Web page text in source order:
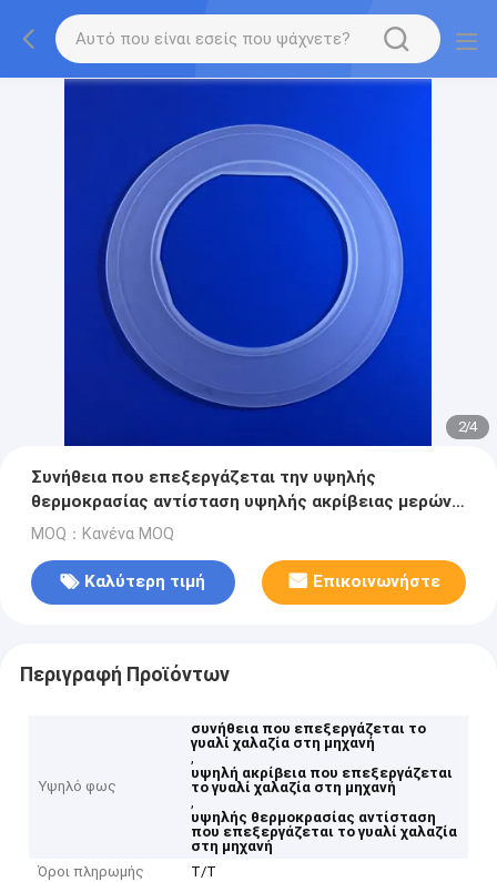
2/4
Συνήθεια που επεξεργάζεται την υψηλής
θερμοκρασίας αντίσταση υψηλής ακρίβειας μερών
γυαλιού χαλαζία στη μηχανή
MOQ：Κανένα MOQ
Καλύτερη τιμή Επικοινωνήστε
Περιγραφή Προϊόντων
Υψηλό φως
συνήθεια που επεξεργάζεται το
γυαλί χαλαζία στη μηχανή
,
υψηλή ακρίβεια που επεξεργάζεται
το γυαλί χαλαζία στη μηχανή
,
υψηλής θερμοκρασίας αντίσταση
που επεξεργάζεται το γυαλί χαλαζία
στη μηχανή
Όροι πληρωμής
T/T